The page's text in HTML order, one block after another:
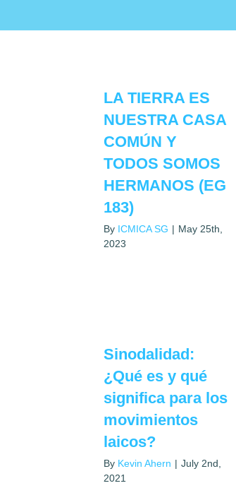
LA TIERRA ES
NUESTRA CASA
COMÚN Y
TODOS SOMOS
HERMANOS (EG
183)
By ICMICA SG | May 25th,
2023
Sinodalidad:
¿Qué es y qué
significa para los
movimientos
laicos?
By Kevin Ahern | July 2nd,
2021